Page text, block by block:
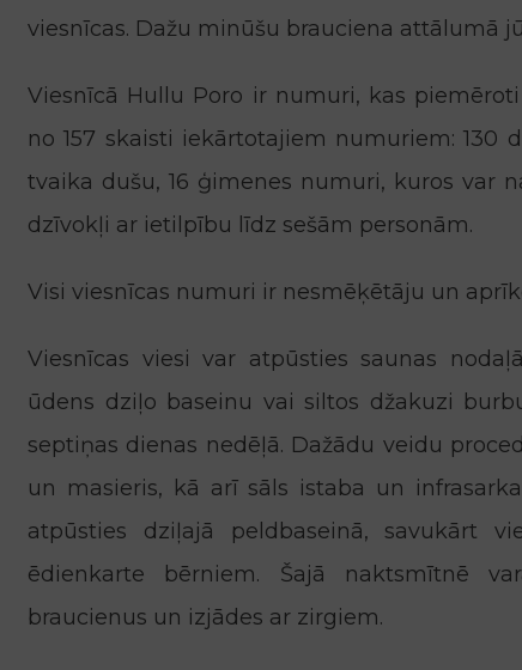
viesnīcas. Dažu minūšu brauciena attālumā
Viesnīcā Hullu Poro ir numuri, kas
no 157 skaisti iekārtotajiem numuriem:
tvaika dušu, 16 ģimenes numuri, kuros var
dzīvokļi ar ietilpību līdz sešām personām.
Visi viesnīcas numuri ir nesmēķētāju un
Viesnīcas viesi var atpūsties saunas
ūdens dziļo baseinu vai siltos džakuzi
septiņas dienas nedēļā. Dažādu veidu
un masieris, kā arī sāls istaba un
atpūsties dziļajā peldbaseinā, savukārt
ēdienkarte bērniem. Šajā naktsmītnē
braucienus un izjādes ar zirgiem.